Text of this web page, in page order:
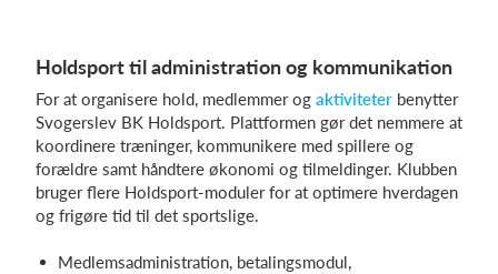
Holdsport til administration og kommunikation
For at organisere hold, medlemmer og aktiviteter benytter
Svogerslev BK Holdsport. Plattformen gør det nemmere at
koordinere træninger, kommunikere med spillere og
forældre samt håndtere økonomi og tilmeldinger. Klubben
bruger flere Holdsport-moduler for at optimere hverdagen
og frigøre tid til det sportslige.
Medlemsadministration, betalingsmodul,